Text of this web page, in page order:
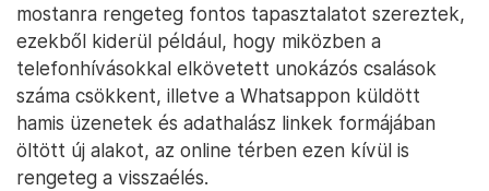
mostanra rengeteg fontos tapasztalatot szereztek,
ezekből kiderül például, hogy miközben a
telefonhívásokkal elkövetett unokázós csalások
száma csökkent, illetve a Whatsappon küldött
hamis üzenetek és adathalász linkek formájában
öltött új alakot, az online térben ezen kívül is
rengeteg a visszaélés.